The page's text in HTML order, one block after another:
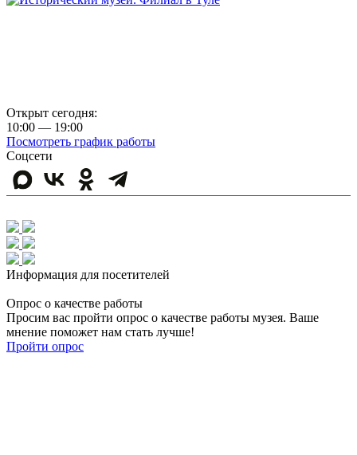
Открыт сегодня:
10:00 — 19:00
Посмотреть график работы
Соцсети
Информация для посетителей
Опрос о качестве работы
Просим вас пройти опрос о качестве работы музея. Ваше
мнение поможет нам стать лучше!
Пройти опрос